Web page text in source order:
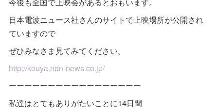
今後も全国で上映会があるとおもいます。
日本電波ニュース社さんのサイトで上映場所が公開され
ていますので
ぜひみなさま見てみてください。
http://kouya.ndn-news.co.jp/
ーーーーーーーーーーーーーーーーー
私達はとてもありがたいことに14日間